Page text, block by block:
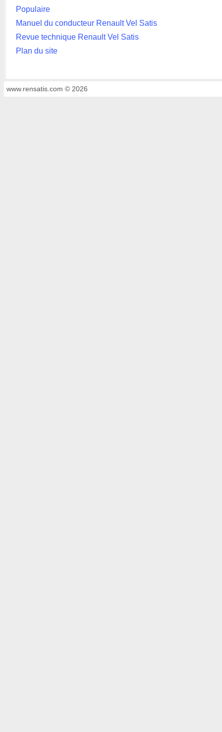
Populaire
Manuel du conducteur Renault Vel Satis
Revue technique Renault Vel Satis
Plan du site
www.rensatis.com © 2026